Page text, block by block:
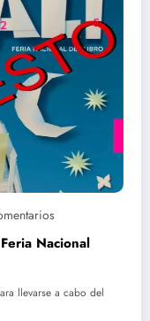
Nacional
llevarse a cabo del